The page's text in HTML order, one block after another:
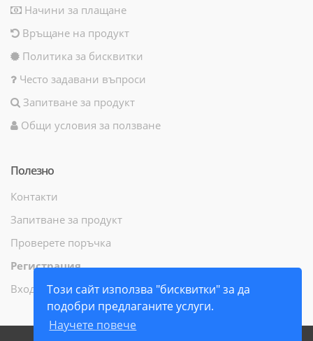
Този сайт използва "бисквитки" за да
подобри предлаганите услуги.
Научете повече
Начини за плащане
Връщане на продукт
Политика за бисквитки
Често задавани въпроси
Запитване за продукт
Общи условия за ползване
Полезно
Контакти
Запитване за продукт
Проверете поръчка
Регистрация
Вход